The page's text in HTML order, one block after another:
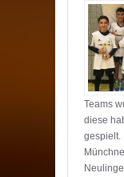
Teams
diese
gespielt.